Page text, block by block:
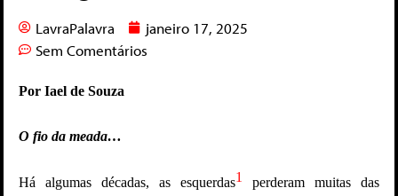
LavraPalavra
janeiro 17, 2025
Sem Comentários
Por Iael de Souza
O fio da meada…
Há algumas décadas, as esquerdas1
perderam muitas das